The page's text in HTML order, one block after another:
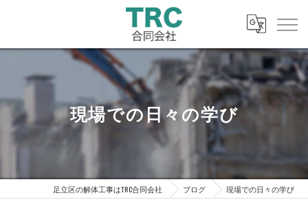
現場での日々の学び
足立区の解体工事はTRC合同会社 ブログ 現場での日々の学び